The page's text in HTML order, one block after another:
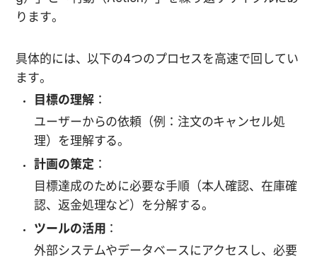
ります。
具体的には、以下の4つのプロセスを高速で回してい
ます。
目標の理解：
ユーザーからの依頼（例：注文のキャンセル処
理）を理解する。
計画の策定 ：
目標達成のために必要な手順（本人確認、在庫確
認、返金処理など）を分解する。
ツールの活用 ：
外部システムやデータベースにアクセスし、必要